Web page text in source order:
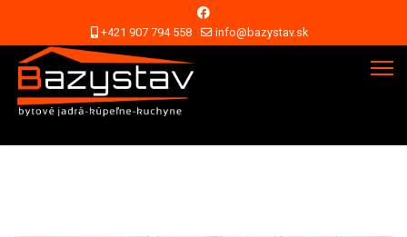
+421 907 794 558 info@bazystav.sk